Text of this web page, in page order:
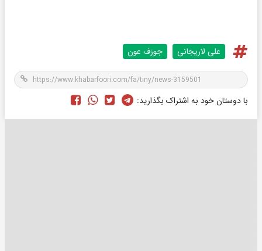
علی لاریجانی جوزف عون
با دوستان خود به اشتراک بگذارید: